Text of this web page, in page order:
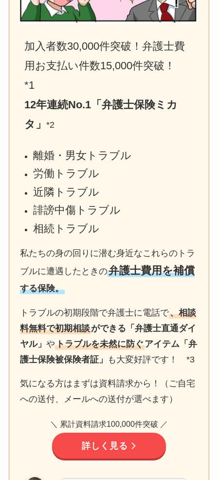
加入者数30,000件突破！弁護士費
用お支払い件数15,000件突破！
*1
12年連続No.1「弁護士保険ミカ
タ」*2
離婚・男女トラブル
労働トラブル
近隣トラブル
誹謗中傷トラブル
相続トラブル
私たちの身の回りに潜む身近なこれらのトラ
ブルに遭遇したときの弁護士費用を補償
する保険。
トラブルの初期段階で弁護士に電話で、相談
料無料で初期相談ができる「弁護士直通ダイ
ヤル」やトラブルを未然に防ぐアイテム「弁
護士保険被保険者証」
も大変好評です！ *3
気になる方はまずは資料請求から！（ご自宅
への送付、メールへの送付が選べます）
＼ 累計資料請求100,000件突破 ／
詳しく見る